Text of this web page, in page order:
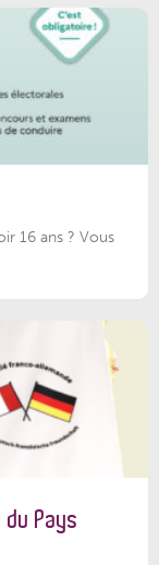
16 ans ? Vous
Pays